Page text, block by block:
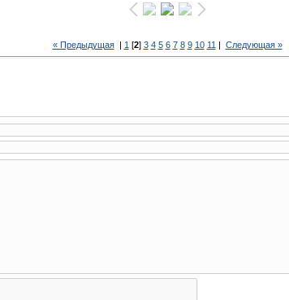
« Предыдущая| 1 [2] 3 4 5 6 7 8 9 10 11 | Следующая »